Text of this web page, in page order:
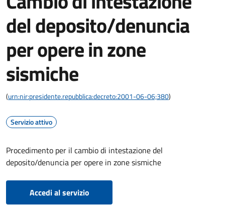
del deposito/denuncia
per opere in zone
sismiche
(urn:nir:presidente.repubblica:decreto:2001-06-06;380)
Servizio attivo
Procedimento per il cambio di intestazione del
deposito/denuncia per opere in zone sismiche
Accedi al servizio